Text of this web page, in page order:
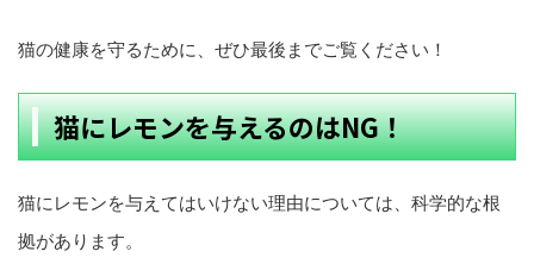
猫の健康を守るために、ぜひ最後までご覧ください！
猫にレモンを与えるのはNG！
猫にレモンを与えてはいけない理由については、科学的な根
拠があります。